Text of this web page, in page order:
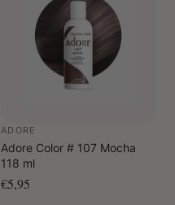
ADORE
Adore Color # 107 Mocha
118 ml
€5,95